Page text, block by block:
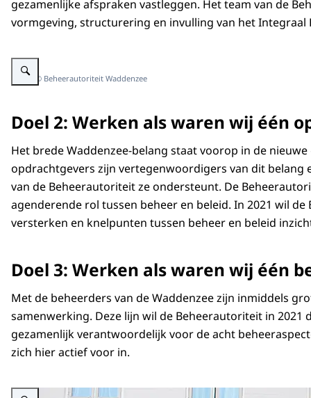
gezamenlijke afspraken vastleggen. Het team van de
vormgeving, structurering en invulling van het Integraal
Vergroot afbeelding Foto: Vogelwachthut met plakaat Waddenzee Wereld
Beeld: © Beheerautoriteit Waddenzee
Doel 2: Werken als waren wij één
Het brede Waddenzee-belang staat voorop in de
opdrachtgevers zijn vertegenwoordigers van dit belang
van de Beheerautoriteit ze ondersteunt. De
agenderende rol tussen beheer en beleid. In 2021 wil
versterken en knelpunten tussen beheer en beleid
Doel 3: Werken als waren wij één
Met de beheerders van de Waddenzee zijn inmiddels
samenwerking. Deze lijn wil de Beheerautoriteit in
gezamenlijk verantwoordelijk voor de acht
zich hier actief voor in.
Vergroot afbeelding Foto: Beheerderscollectief Waddenzee